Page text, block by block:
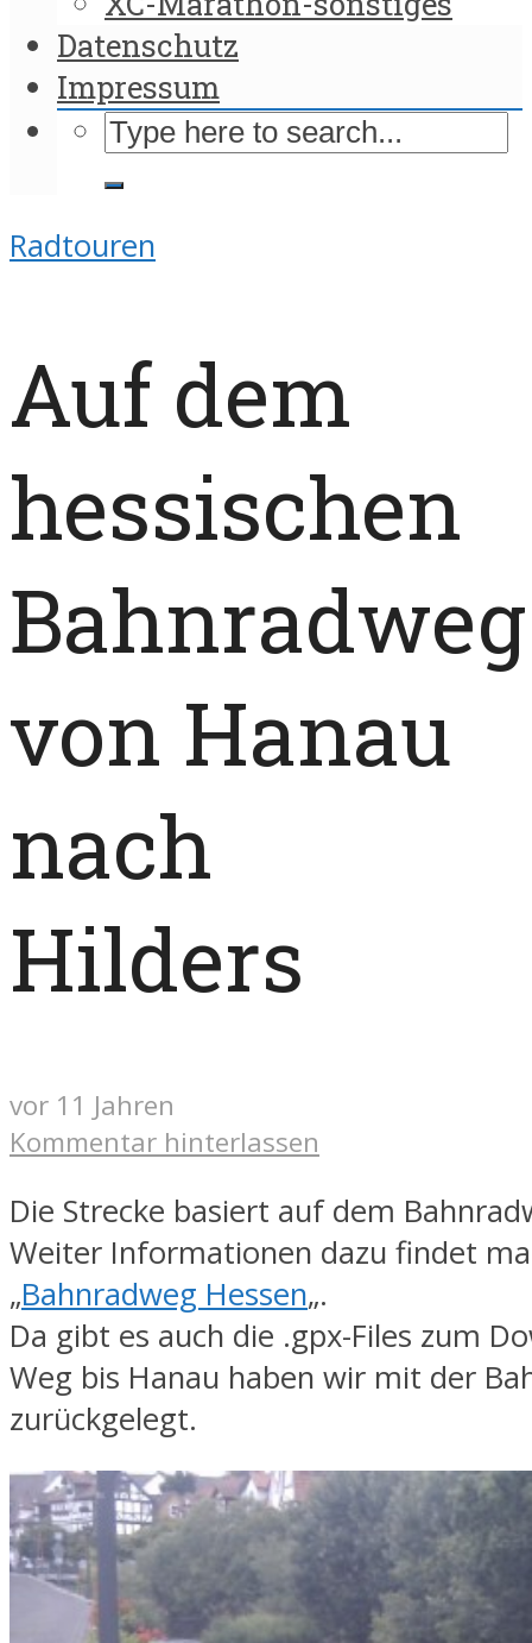
Datenschutz
Impressum
Radtouren
Auf dem
hessischen
Bahnradweg
von Hanau
nach
Hilders
vor 11 Jahren
Kommentar hinterlassen
Die Strecke basiert auf dem
Weiter Informationen dazu findet
„Bahnradweg Hessen„.
Da gibt es auch die .gpx-Files zum
Weg bis Hanau haben wir mit der
zurückgelegt.